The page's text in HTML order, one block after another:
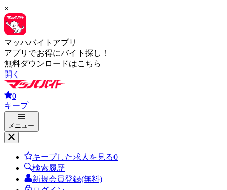
×
マッハバイトアプリ
アプリでお得にバイト探し！
無料ダウンロードはこちら
開く
0
キープ
メニュー
キープした求人を見る0
検索履歴
新規会員登録(無料)